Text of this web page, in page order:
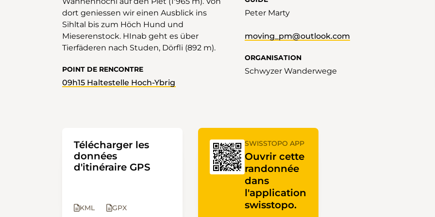
dort geniessen wir einen Ausblick ins
Sihltal bis zum Höch Hund und
Mieserenstock. HInab geht es über
Tierfäderen nach Studen, Dörfli (892 m).
POINT DE RENCONTRE
09h15 Haltestelle Hoch-Ybrig
Peter Marty
moving_pm@outlook.com
ORGANISATION
Schwyzer Wanderwege
Télécharger les
données
d'itinéraire GPS
KML GPX
SWISSTOPO APP
Ouvrir cette
randonnée
dans
l'application
swisstopo.